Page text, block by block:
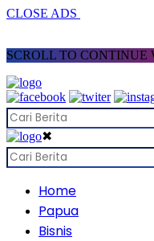
CLOSE ADS
SCROLL TO CONTINUE
✖
Home
Papua
Bisnis